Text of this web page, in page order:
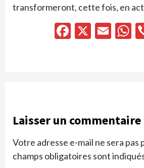
transformeront, cette fois, en
Facebook
X
Laisser un commentaire
Votre adresse e-mail ne sera pas
champs obligatoires sont